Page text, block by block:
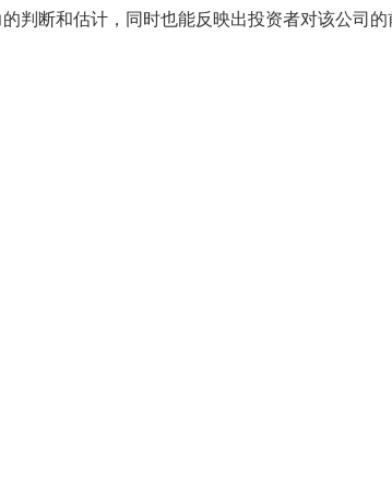
判断和估计，同时也能反映出投资者对该公司的